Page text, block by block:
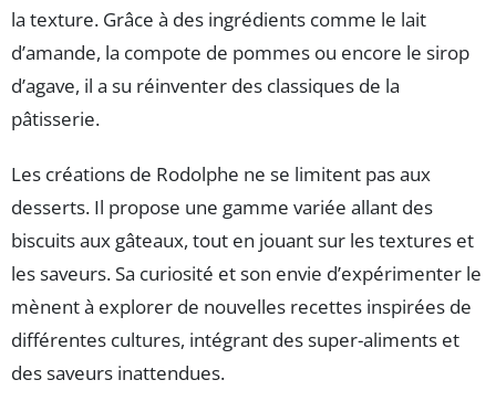
la texture. Grâce à des ingrédients comme le lait
d’amande, la compote de pommes ou encore le sirop
d’agave, il a su réinventer des classiques de la
pâtisserie.
Les créations de Rodolphe ne se limitent pas aux
desserts. Il propose une gamme variée allant des
biscuits aux gâteaux, tout en jouant sur les textures et
les saveurs. Sa curiosité et son envie d’expérimenter le
mènent à explorer de nouvelles recettes inspirées de
différentes cultures, intégrant des super-aliments et
des saveurs inattendues.